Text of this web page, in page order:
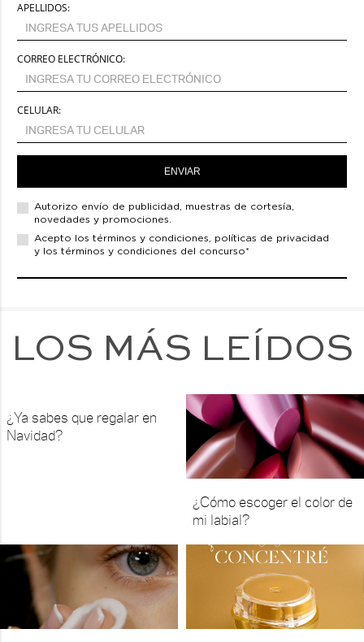
APELLIDOS:
CORREO ELECTRÓNICO:
CELULAR:
ENVIAR
Autorizo envío de publicidad, muestras de cortesía,
novedades y promociones.
Acepto los términos y condiciones, políticas de privacidad
y los términos y condiciones del concurso*
LOS MÁS LEÍDOS
¿Ya sabes que regalar en
Navidad?
¿Cómo escoger el color de
mi labial?